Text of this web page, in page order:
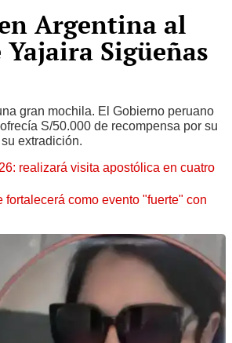
Argentina al
Sigüeñas
gran mochila. El Gobierno peruano
S/50.000 de recompensa por su
extradición.
realizará visita apostólica en cuatro
como evento "fuerte" con